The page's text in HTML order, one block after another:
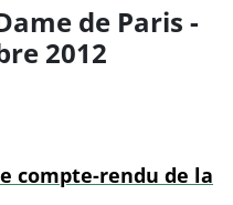
de Paris -
2012
compte-rendu de la